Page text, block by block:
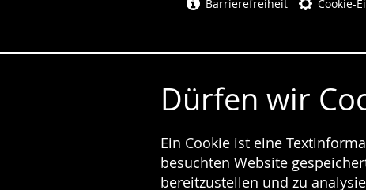
Dürfen wir
Ein Cookie ist eine
besuchten Website
bereitzustellen und zu
Barrierefreiheit Cookie-